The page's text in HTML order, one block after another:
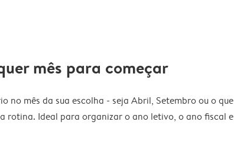
mês para começar
no mês da sua escolha - seja Abril, Setembro ou o que
rotina. Ideal para organizar o ano letivo, o ano fiscal e